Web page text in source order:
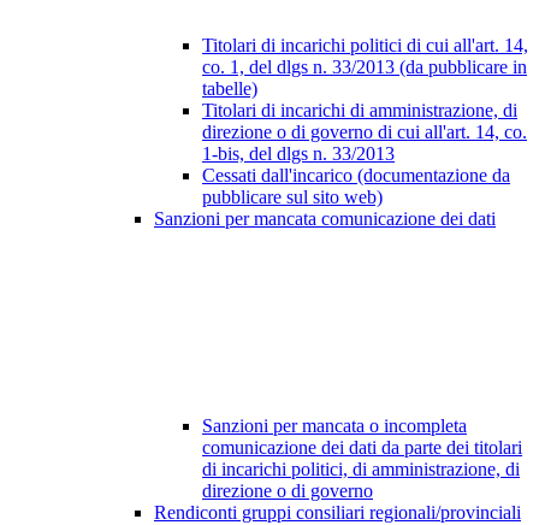
Titolari di incarichi politici di cui all'art. 14,
co. 1, del dlgs n. 33/2013 (da pubblicare in
tabelle)
Titolari di incarichi di amministrazione, di
direzione o di governo di cui all'art. 14, co.
1-bis, del dlgs n. 33/2013
Cessati dall'incarico (documentazione da
pubblicare sul sito web)
Sanzioni per mancata comunicazione dei dati
Sanzioni per mancata o incompleta
comunicazione dei dati da parte dei titolari
di incarichi politici, di amministrazione, di
direzione o di governo
Rendiconti gruppi consiliari regionali/provinciali